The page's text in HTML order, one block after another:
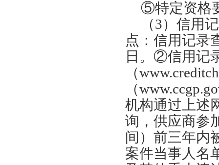
⑤特定资格
（3）信用
点：信用记录
日。②信用记
（
（
机构通过上述
询，供应商参
间）前三年内
案件当事人名